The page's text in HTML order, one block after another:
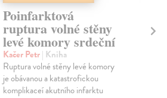
Poinfarktová
ruptura volné stěny
levé komory srdeční
Kačer Petr| Kniha
Ruptura volné stěny levé komory
je obávanou a katastrofickou
komplikaceí akutního infarktu